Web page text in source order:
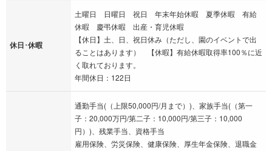
休日･休暇
土曜日 日曜日 祝日 年末年始休暇 夏季休暇 有給
休暇 慶弔休暇 出産・育児休暇
【休日】土、日、祝日休み（ただし、園のイベントで出
ることはあります） 【休暇】有給休暇取得率100％に近
く取れております。
年間休日：122日
通勤手当(（上限50,000円/月まで）)、家族手当(（第一
子：20,000万円/第二子：10,000円/第三子：10,000
円）)、残業手当、資格手当
雇用保険、労災保険、健康保険、厚生年金保険、退職金